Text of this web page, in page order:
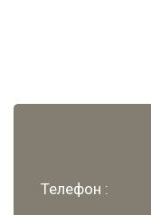
Телефон :